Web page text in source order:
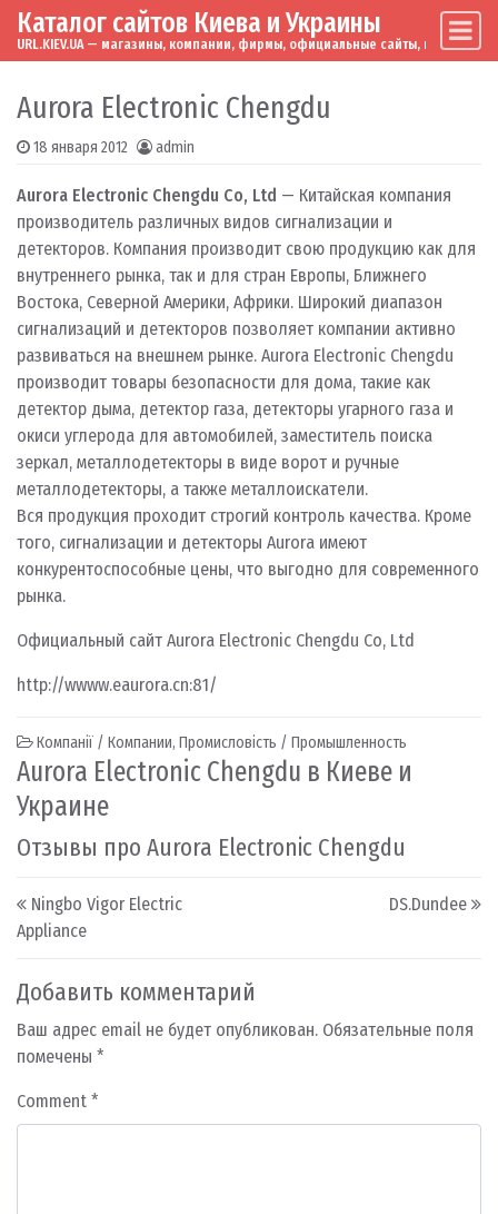
Skip to content
Main Navigation
Каталог сайтов Киева и Украины
URL.KIEV.UA — магазины, компании, фирмы, официальные сайты, мировые
Aurora Electronic Chengdu
18 января 2012 admin
Aurora Electronic Chengdu Co, Ltd — Китайская компания
производитель различных видов сигнализации и
детекторов. Компания производит свою продукцию как для
внутреннего рынка, так и для стран Европы, Ближнего
Востока, Северной Америки, Африки. Широкий диапазон
сигнализаций и детекторов позволяет компании активно
развиваться на внешнем рынке. Aurora Electronic Chengdu
производит товары безопасности для дома, такие как
детектор дыма, детектор газа, детекторы угарного газа и
окиси углерода для автомобилей, заместитель поиска
зеркал, металлодетекторы в виде ворот и ручные
металлодетекторы, а также металлоискатели.
Вся продукция проходит строгий контроль качества. Кроме
того, сигнализации и детекторы Aurora имеют
конкурентоспособные цены, что выгодно для современного
рынка.
Официальный сайт Aurora Electronic Chengdu Co, Ltd
http://wwww.eaurora.cn:81/
Компанії / Компании, Промисловість / Промышленность
Aurora Electronic Chengdu в Киеве и
Украине
Отзывы про Aurora Electronic Chengdu
Post navigation
Ningbo Vigor Electric
Appliance
DS.Dundee
Добавить комментарий
Ваш адрес email не будет опубликован. Обязательные поля
помечены *
Comment *